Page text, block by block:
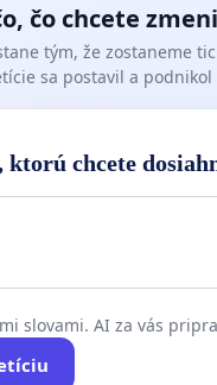
čo chcete
tým, že zostaneme
sa postavil a podnikol
ktorú chcete
slovami. AI za vás